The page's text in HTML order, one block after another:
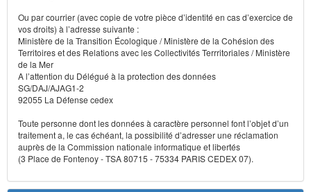
Ou par courrier (avec copie de votre pièce d’identité en cas d’exercice de
vos droits) à l’adresse suivante :
Ministère de la Transition Écologique / Ministère de la Cohésion des
Territoires et des Relations avec les Collectivités Terrritoriales / Ministère
de la Mer
A l’attention du Délégué à la protection des données
SG/DAJ/AJAG1-2
92055 La Défense cedex
Toute personne dont les données à caractère personnel font l’objet d’un
traitement a, le cas échéant, la possibilité d’adresser une réclamation
auprès de la Commission nationale informatique et libertés
(3 Place de Fontenoy - TSA 80715 - 75334 PARIS CEDEX 07).